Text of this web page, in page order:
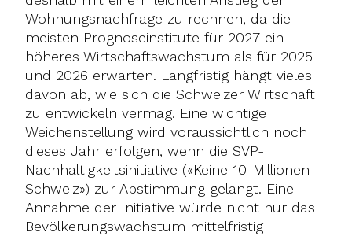
Wohnungsnachfrage zu rechnen, da die
meisten Prognoseinstitute für 2027 ein
höheres Wirtschaftswachstum als für 2025
und 2026 erwarten. Langfristig hängt vieles
davon ab, wie sich die Schweizer Wirtschaft
zu entwickeln vermag. Eine wichtige
Weichenstellung wird voraussichtlich noch
dieses Jahr erfolgen, wenn die SVP-
Nachhaltigkeitsinitiative («Keine 10-Millionen-
Schweiz») zur Abstimmung gelangt. Eine
Annahme der Initiative würde nicht nur das
Bevölkerungswachstum mittelfristig